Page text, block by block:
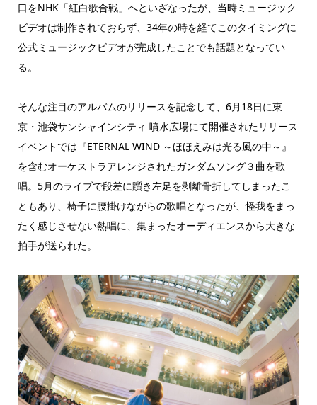
口をNHK「紅白歌合戦」へといざなったが、当時ミュージック
ビデオは制作されておらず、34年の時を経てこのタイミングに
公式ミュージックビデオが完成したことでも話題となってい
る。
そんな注目のアルバムのリリースを記念して、6月18日に東
京・池袋サンシャインシティ 噴水広場にて開催されたリリース
イベントでは『ETERNAL WIND ～ほほえみは光る風の中～』
を含むオーケストラアレンジされたガンダムソング３曲を歌
唱。5月のライブで段差に躓き左足を剥離骨折してしまったこ
ともあり、椅子に腰掛けながらの歌唱となったが、怪我をまっ
たく感じさせない熱唱に、集まったオーディエンスから大きな
拍手が送られた。